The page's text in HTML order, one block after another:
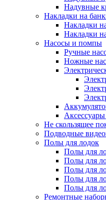
Надувные
Накладки на
Накладки
Накладки
Насосы и помпы
Ручные
Ножные
Аксессуары
Не скользящее
Подводные
Полы для лодок
Полы для
Полы для
Полы для
Полы для
Полы для
Ремонтные